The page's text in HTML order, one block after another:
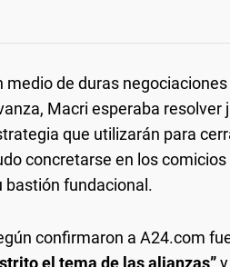
medio de duras
Macri esperaba resolver
que utilizarán para
concretarse en los
bastión fundacional.
confirmaron a A24.com
el tema de las alianzas”